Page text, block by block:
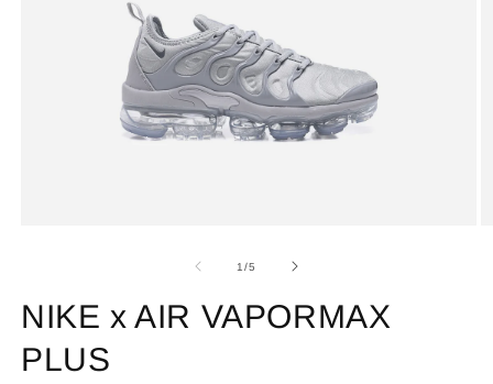
1/de
5
NIKE x AIR VAPORMAX
PLUS